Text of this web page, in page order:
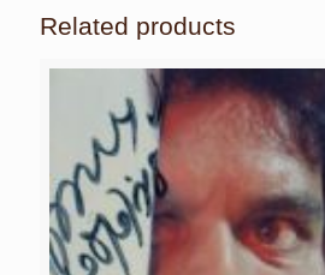
Related products